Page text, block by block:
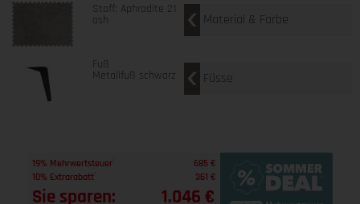
Stoff: Aphrodite 21
ash Material & Farbe
Fuß
Metallfuß schwarz Füsse
19% Mehrwertsteuer
685 €
10% Extrarabatt
361 €
Sie sparen: 1.046 €